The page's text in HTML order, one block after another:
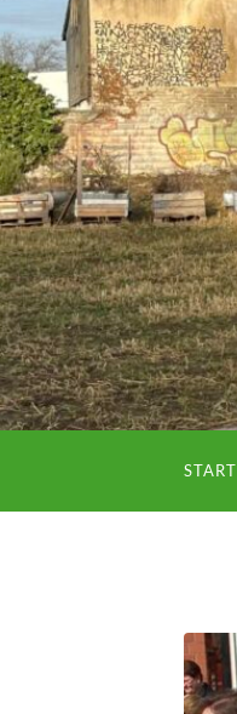
START